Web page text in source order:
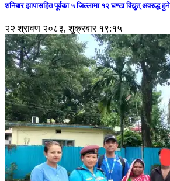
शनिबार झापासहित पूर्वका ५ जिल्लामा १२ घण्टा विद्युत् अवरुद्ध हुने
२२ श्रावण २०८३, शुक्रबार १९:१५